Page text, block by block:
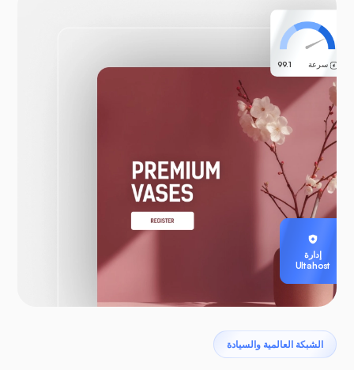
الشبكة العالمية والسيادة
سرعة 99.1
إدارة
Ultahost